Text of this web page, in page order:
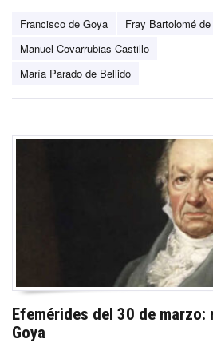
Francisco de Goya
Fray Bartolomé
Manuel Covarrubias Castillo
María Parado de Bellido
Efemérides del 30 de marzo:
Goya